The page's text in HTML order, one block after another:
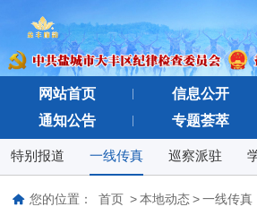
网站首页 信息公开
通知公告
专题荟萃
特别报道 一线传真 巡察派驻
您的位置： 首页 > 本地动态 > 一线传真